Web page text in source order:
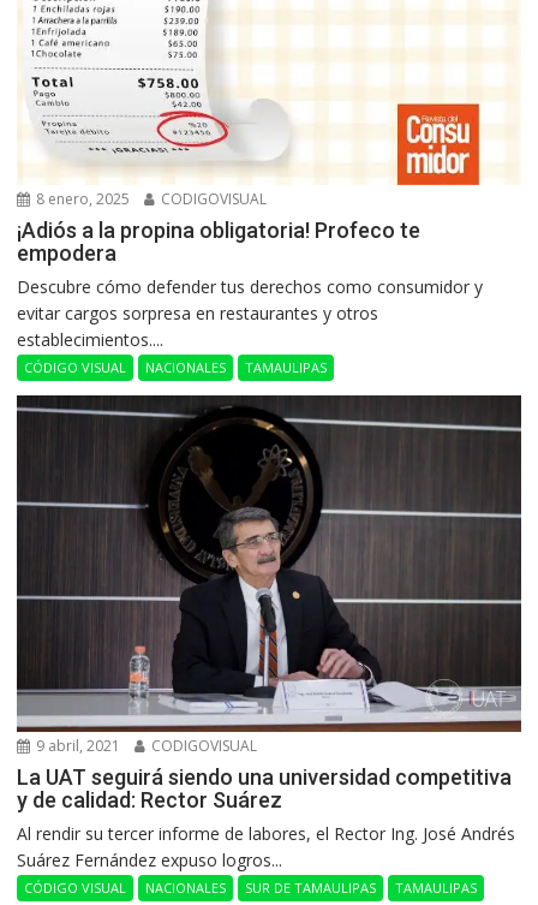
8 enero, 2025 CODIGOVISUAL
¡Adiós a la propina obligatoria! Profeco te
empodera
Descubre cómo defender tus derechos como consumidor y
evitar cargos sorpresa en restaurantes y otros
establecimientos....
CÓDIGO VISUAL NACIONALES TAMAULIPAS
9 abril, 2021 CODIGOVISUAL
La UAT seguirá siendo una universidad competitiva
y de calidad: Rector Suárez
Al rendir su tercer informe de labores, el Rector Ing. José Andrés
Suárez Fernández expuso logros...
CÓDIGO VISUAL NACIONALES SUR DE TAMAULIPAS
TAMAULIPAS